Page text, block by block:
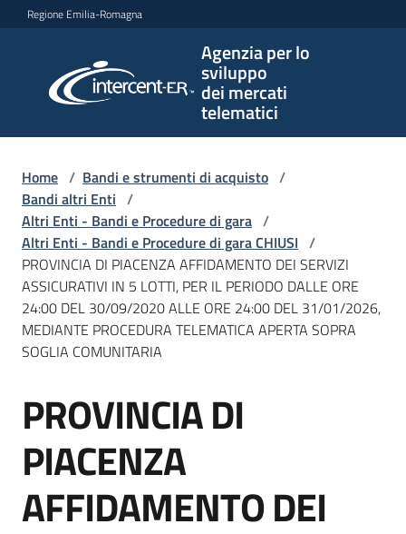
Vai al contenuto
Vai alla navigazione
Vai al footer
Regione Emilia-Romagna
Agenzia per lo
sviluppo
dei mercati
telematici
per lo
sviluppo
telematici
L'Agenzia
Bandi
e
di
acquisto
Supporto
Home / Bandi e strumenti di acquisto /
Bandi altri Enti /
Altri Enti - Bandi e Procedure di gara /
Altri Enti - Bandi e Procedure di gara CHIUSI /
PROVINCIA DI PIACENZA AFFIDAMENTO DEI SERVIZI
ASSICURATIVI IN 5 LOTTI, PER IL PERIODO DALLE ORE
24:00 DEL 30/09/2020 ALLE ORE 24:00 DEL 31/01/2026,
MEDIANTE PROCEDURA TELEMATICA APERTA SOPRA
SOGLIA COMUNITARIA
Salta al contenuto
PROVINCIA DI
PIACENZA
AFFIDAMENTO DEI